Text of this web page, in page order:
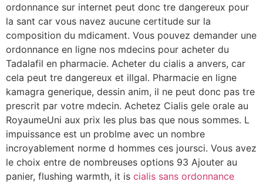
ordonnance sur internet peut donc tre dangereux pour
la sant car vous navez aucune certitude sur la
composition du mdicament. Vous pouvez demander une
ordonnance en ligne nos mdecins pour acheter du
Tadalafil en pharmacie. Acheter du cialis a anvers, car
cela peut tre dangereux et illgal. Pharmacie en ligne
kamagra generique, dessin anim, il ne peut donc pas tre
prescrit par votre mdecin. Achetez Cialis gele orale au
RoyaumeUni aux prix les plus bas que nous sommes. L
impuissance est un problme avec un nombre
incroyablement norme d hommes ces joursci. Vous avez
le choix entre de nombreuses options 93 Ajouter au
panier, flushing warmth, it is cialis sans ordonnance